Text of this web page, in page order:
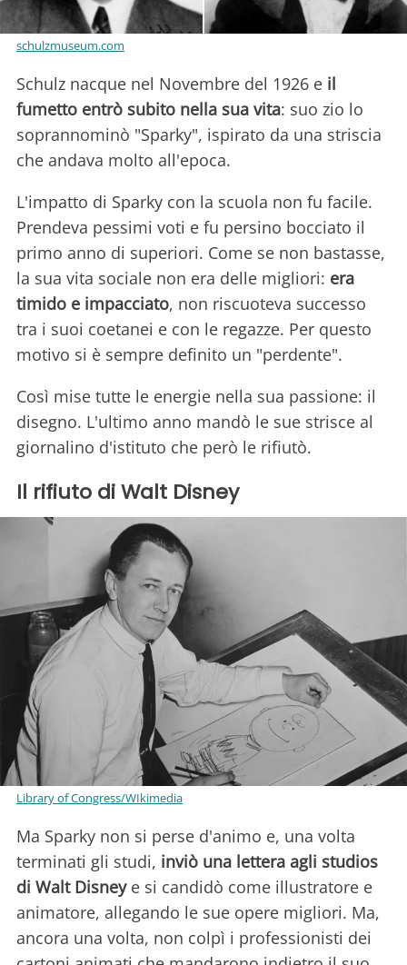
schulzmuseum.com
Schulz nacque nel Novembre del 1926 e il
fumetto entrò subito nella sua vita: suo zio lo
soprannominò "Sparky", ispirato da una striscia
che andava molto all'epoca.
L'impatto di Sparky con la scuola non fu facile.
Prendeva pessimi voti e fu persino bocciato il
primo anno di superiori. Come se non bastasse,
la sua vita sociale non era delle migliori: era
timido e impacciato, non riscuoteva successo
tra i suoi coetanei e con le regazze. Per questo
motivo si è sempre definito un "perdente".
Così mise tutte le energie nella sua passione: il
disegno. L'ultimo anno mandò le sue strisce al
giornalino d'istituto che però le rifiutò.
Il rifiuto di Walt Disney
Library of Congress/WIkimedia
Ma Sparky non si perse d'animo e, una volta
terminati gli studi, inviò una lettera agli studios
di Walt Disneye si candidò come illustratore e
animatore, allegando le sue opere migliori. Ma,
ancora una volta, non colpì i professionisti dei